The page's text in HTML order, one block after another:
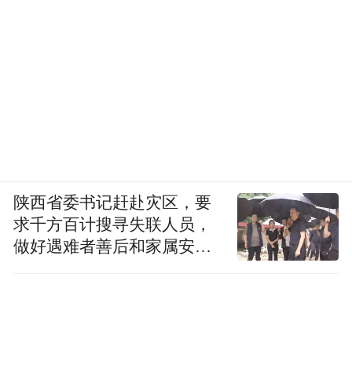
陕西省委书记赶赴灾区，要
求千方百计搜寻失联人员，
做好遇难者善后和家属安抚